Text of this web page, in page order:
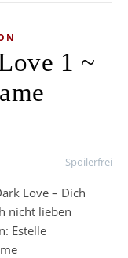
1 ~
Spoilerfrei
Love – Dich
nicht lieben
Estelle